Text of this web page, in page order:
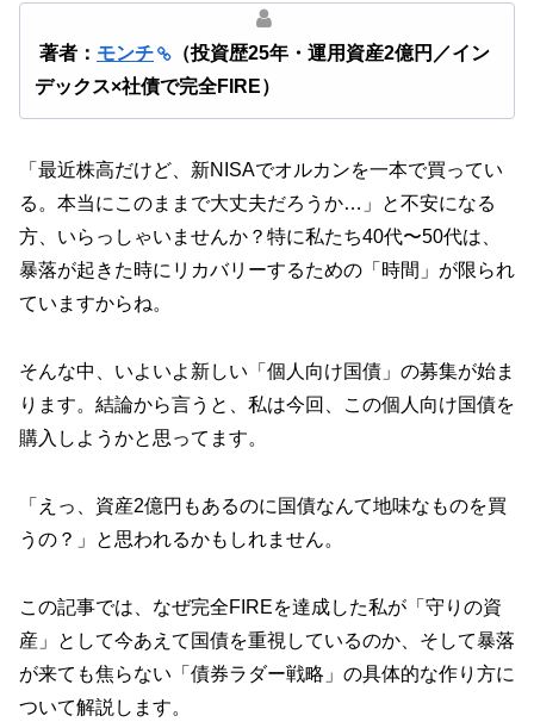
著者： モンチ
（投資歴25年・運用資産2億円／イン
デックス×社債で完全FIRE）
「最近株高だけど、新NISAでオルカンを一本で買ってい
る。本当にこのままで大丈夫だろうか…」と不安になる
方、いらっしゃいませんか？特に私たち40代〜50代は、
暴落が起きた時にリカバリーするための「時間」が限られ
ていますからね。
そんな中、いよいよ新しい「個人向け国債」の募集が始ま
ります。結論から言うと、私は今回、この個人向け国債を
購入しようかと思ってます。
「えっ、資産2億円もあるのに国債なんて地味なものを買
うの？」と思われるかもしれません。
この記事では、なぜ完全FIREを達成した私が「守りの資
産」として今あえて国債を重視しているのか、そして暴落
が来ても焦らない「債券ラダー戦略」の具体的な作り方に
ついて解説します。